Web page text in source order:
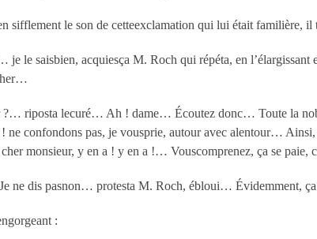
sifflement le son de cetteexclamation qui lui était familière, il
je le saisbien, acquiesça M. Roch qui répéta, en
?… riposta lecuré… Ah ! dame… Écoutez donc… Toute la
ne confondons pas, je vousprie, autour avec alentour…
monsieur, y en a ! y en a !… Vouscomprenez, ça se paie,
ne dis pasnon… protesta M. Roch, ébloui… Évidemment,
: